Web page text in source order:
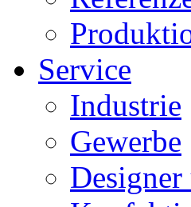
Service
Industrie
Gewerbe